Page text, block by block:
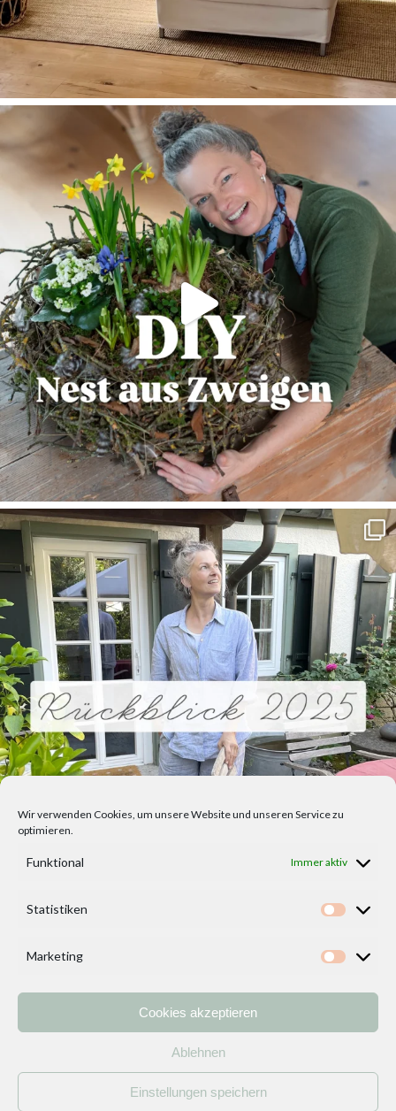
Wir verwenden Cookies, um unsere Website und unseren Service zu
optimieren.
Funktional Immer aktiv
Statistiken
Marketing
Cookies akzeptieren
Ablehnen
Einstellungen speichern
Kontakt
Impressum/ Datenschutzerklärung